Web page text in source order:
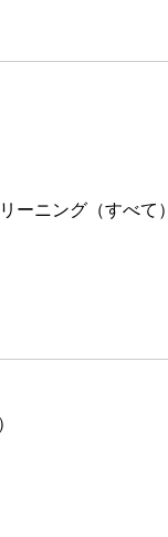
ーニング（すべて）